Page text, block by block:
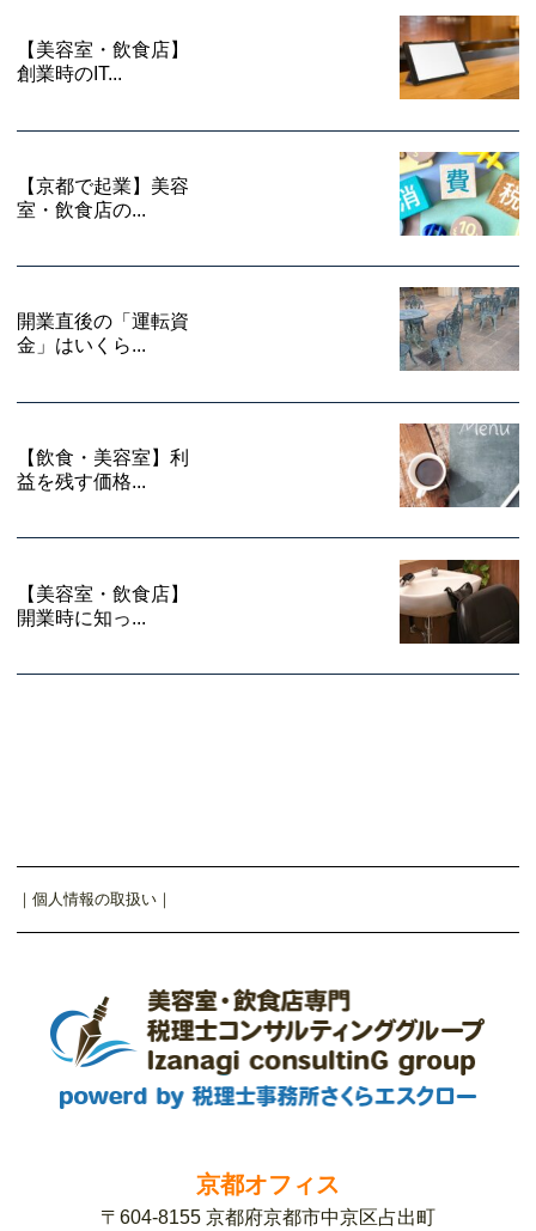
【美容室・飲食店】
創業時のIT...
【京都で起業】美容
室・飲食店の...
開業直後の「運転資
金」はいくら...
【飲食・美容室】利
益を残す価格...
【美容室・飲食店】
開業時に知っ...
｜ 個人情報の取扱い ｜
京都オフィス
〒604-8155 京都府京都市中京区占出町